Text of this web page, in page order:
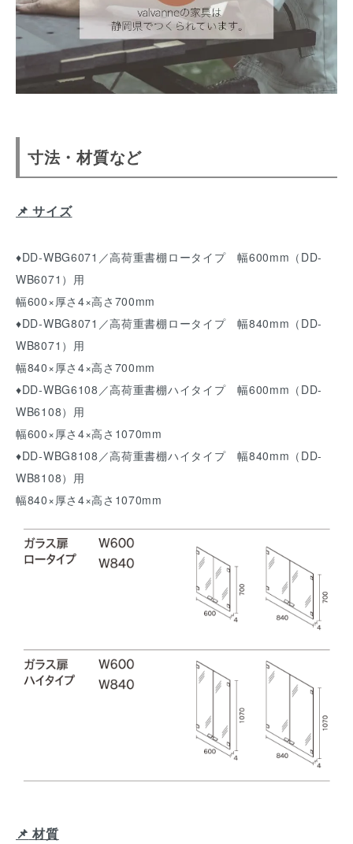
寸法・材質など
📌 サイズ
♦DD-WBG6071／高荷重書棚ロータイプ 幅600mm（DD-
WB6071）用
幅600×厚さ4×高さ700mm
♦DD-WBG8071／高荷重書棚ロータイプ 幅840mm（DD-
WB8071）用
幅840×厚さ4×高さ700mm
♦DD-WBG6108／高荷重書棚ハイタイプ 幅600mm（DD-
WB6108）用
幅600×厚さ4×高さ1070mm
♦DD-WBG8108／高荷重書棚ハイタイプ 幅840mm（DD-
WB8108）用
幅840×厚さ4×高さ1070mm
📌 材質